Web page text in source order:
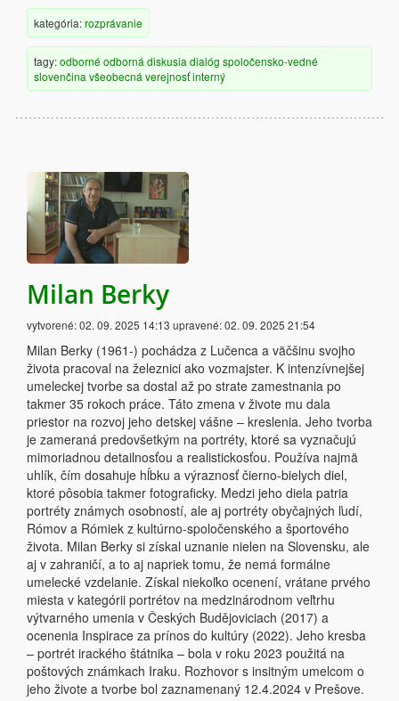
kategória:rozprávanie
tagy:odborné odborná diskusia dialóg spoločensko-vedné
slovenčina všeobecná verejnosťinterný
Milan Berky
vytvorené:02. 09. 2025 14:13 upravené:02. 09. 2025 21:54
Milan Berky (1961-) pochádza z Lučenca a väčšinu svojho
života pracoval na železnici ako vozmajster. K intenzívnejšej
umeleckej tvorbe sa dostal až po strate zamestnania po
takmer 35 rokoch práce. Táto zmena v živote mu dala
priestor na rozvoj jeho detskej vášne – kreslenia. Jeho tvorba
je zameraná predovšetkým na portréty, ktoré sa vyznačujú
mimoriadnou detailnosťou a realistickosťou. Používa najmä
uhlík, čím dosahuje hĺbku a výraznosť čierno-bielych diel,
ktoré pôsobia takmer fotograficky. Medzi jeho diela patria
portréty známych osobností, ale aj portréty obyčajných ľudí,
Rómov a Rómiek z kultúrno-spoločenského a športového
života. Milan Berky si získal uznanie nielen na Slovensku, ale
aj v zahraničí, a to aj napriek tomu, že nemá formálne
umelecké vzdelanie. Získal niekoľko ocenení, vrátane prvého
miesta v kategórii portrétov na medzinárodnom veľtrhu
výtvarného umenia v Českých Budějoviciach (2017) a
ocenenia Inspirace za prínos do kultúry (2022). Jeho kresba
– portrét irackého štátnika – bola v roku 2023 použitá na
poštových známkach Iraku. Rozhovor s insitným umelcom o
jeho živote a tvorbe bol zaznamenaný 12.4.2024 v Prešove.